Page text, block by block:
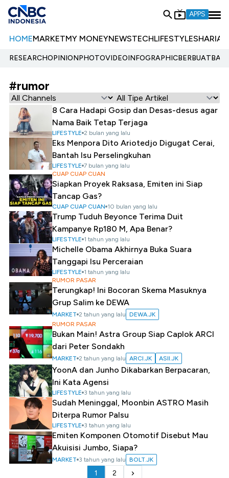
APPS
HOMEMARKETMY MONEYNEWSTECHLIFESTYLESHARIA
RESEARCHOPINIONPHOTOVIDEOINFOGRAPHIC
#rumor
8 Cara Hadapi Gosip dan Desas-desus agar
Nama Baik Tetap Terjaga
LIFESTYLE 2 bulan yang lalu
Eks Menpora Dito Ariotedjo Digugat Cerai,
Bantah Isu Perselingkuhan
LIFESTYLE 7 bulan yang lalu
CUAP CUAP CUAN
Siapkan Proyek Raksasa, Emiten ini Siap
Tancap Gas?
CUAP CUAP CUAN 10 bulan yang lalu
Trump Tuduh Beyonce Terima Duit
Kampanye Rp180 M, Apa Benar?
LIFESTYLE 1 tahun yang lalu
Michelle Obama Akhirnya Buka Suara
Tanggapi Isu Perceraian
LIFESTYLE 1 tahun yang lalu
RUMOR PASAR
Terungkap! Ini Bocoran Skema Masuknya
Grup Salim ke DEWA
MARKET 2 tahun yang lalu DEWA.JK
RUMOR PASAR
Bukan Main! Astra Group Siap Caplok ARCI
dari Peter Sondakh
MARKET 2 tahun yang lalu ARCI.JK ASII.JK
YoonA dan Junho Dikabarkan Berpacaran,
Ini Kata Agensi
LIFESTYLE 3 tahun yang lalu
Sudah Meninggal, Moonbin ASTRO Masih
Diterpa Rumor Palsu
LIFESTYLE 3 tahun yang lalu
Emiten Komponen Otomotif Disebut Mau
Akuisisi Jumbo, Siapa?
MARKET 3 tahun yang lalu BOLT.JK
1 2